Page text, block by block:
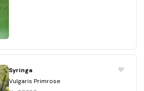
Syringa
Vulgaris Primrose